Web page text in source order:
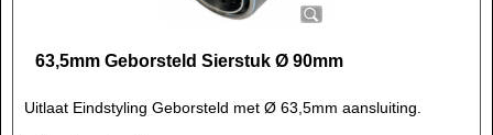
63,5mm Geborsteld Sierstuk Ø 90mm
Uitlaat Eindstyling Geborsteld met Ø 63,5mm aansluiting.